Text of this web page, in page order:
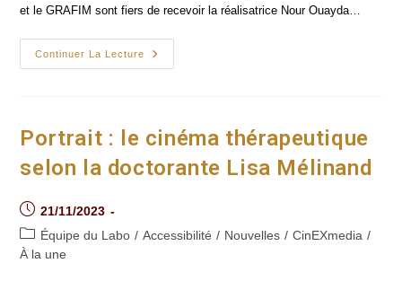
et le GRAFIM sont fiers de recevoir la réalisatrice Nour Ouayda…
Continuer La Lecture
Classe
De
Au-
Delà
Détail
Portrait : le cinéma thérapeutique
selon la doctorante Lisa Mélinand
Post
published:
21/11/2023
Post
category:
Équipe du Labo / Accessibilité / Nouvelles / CinEXmedia /
À la une